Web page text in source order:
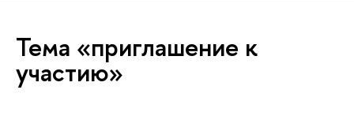
Тема «приглашение к
участию»